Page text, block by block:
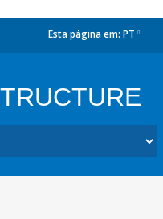
Esta página em: PT